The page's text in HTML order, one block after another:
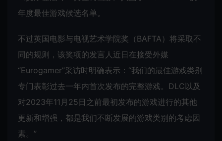
年度最佳游戏候选名单。
不过英国电影与电视艺术学院奖（BAFTA）将采取不
同的规则，该奖项的发言人近日在接受外媒
“Eurogamer”采访时明确表示：“我们的最佳游戏类别
专门表彰过去一年内首次发布的完整游戏。DLC以及
对2023年11月25日之前最初发布的游戏进行的其他
更新和增强，都是我们不断发展的游戏类别的考虑因
素。”